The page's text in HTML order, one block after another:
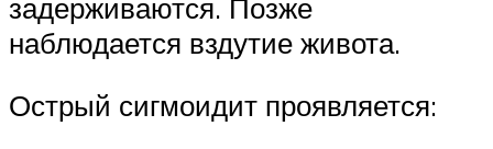
задерживаются. Позже
наблюдается вздутие живота.
Острый сигмоидит проявляется: